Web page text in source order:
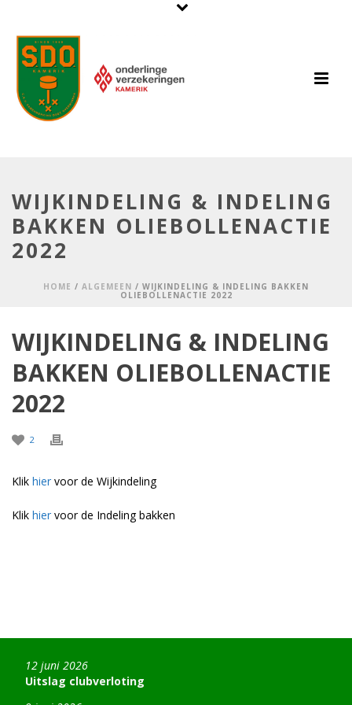
WIJKINDELING & INDELING
BAKKEN OLIEBOLLENACTIE
2022
HOME / ALGEMEEN / WIJKINDELING & INDELING BAKKEN
OLIEBOLLENACTIE 2022
WIJKINDELING & INDELING
BAKKEN OLIEBOLLENACTIE
2022
2
Klik hier voor de Wijkindeling
Klik hier voor de Indeling bakken
Uitslag clubverloting
12 juni 2026